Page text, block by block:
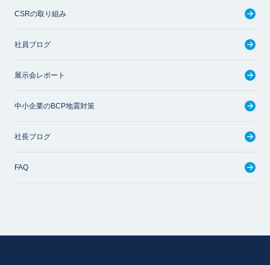
CSRの取り組み
社員ブログ
展示会レポート
中小企業のBCP地震対策
社長ブログ
FAQ